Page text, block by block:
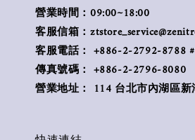
營業時間：09:00~18:00
客服信箱：
客服電話： +886-2-2792-8788
傳真號碼： +886-2-2796-8080
營業地址： 114 台北市內湖區